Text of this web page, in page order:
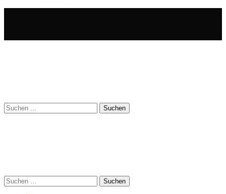
Suchen
nach:
Suchen
nach: